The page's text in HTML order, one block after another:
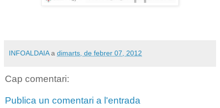
INFOALDAIA a dimarts, de febrer 07, 2012
Cap comentari:
Publica un comentari a l'entrada